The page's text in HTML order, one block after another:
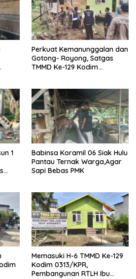
Perkuat Kemanunggalan dan
Gotong- Royong, Satgas
TMMD Ke-129 Kodim
Rumah Bapak Dedi
1
Babinsa Koramil 06 Siak Hulu
Pantau Ternak Warga,Agar
Sapi Bebas PMK
Memasuki H-6 TMMD Ke-129
Kodim 0313/KPR,
Pembangunan RTLH Ibu